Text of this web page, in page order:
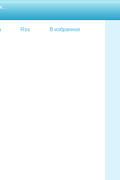
Rss В избранное